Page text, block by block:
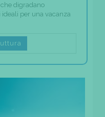
digradano
per una vacanza